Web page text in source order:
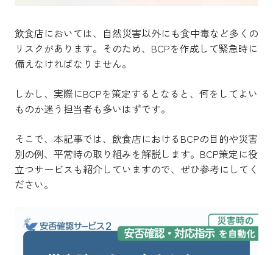
飲食店においては、自然災害以外にも食中毒など多くの
リスクがあります。そのため、BCPを作成して緊急時に
備えなければなりません。
しかし、実際にBCPを策定するとなると、何をしてよい
ものか迷う担当者も多いはずです。
そこで、本記事では、飲食店におけるBCPの目的や災害
別の例、平常時の取り組みを解説します。BCP策定に役
立つサービスも紹介していますので、ぜひ参考にしてく
ださい。